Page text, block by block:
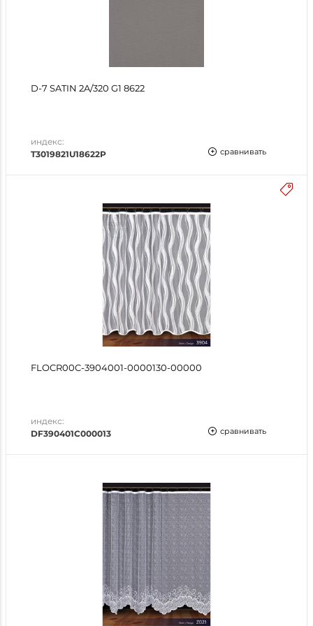
D-7 SATIN 2A/320 G1 8622
индекс:
T3019821U18622P
сравнивать
FLOCR00C-3904001-0000130-00000
индекс:
DF390401C000013
сравнивать